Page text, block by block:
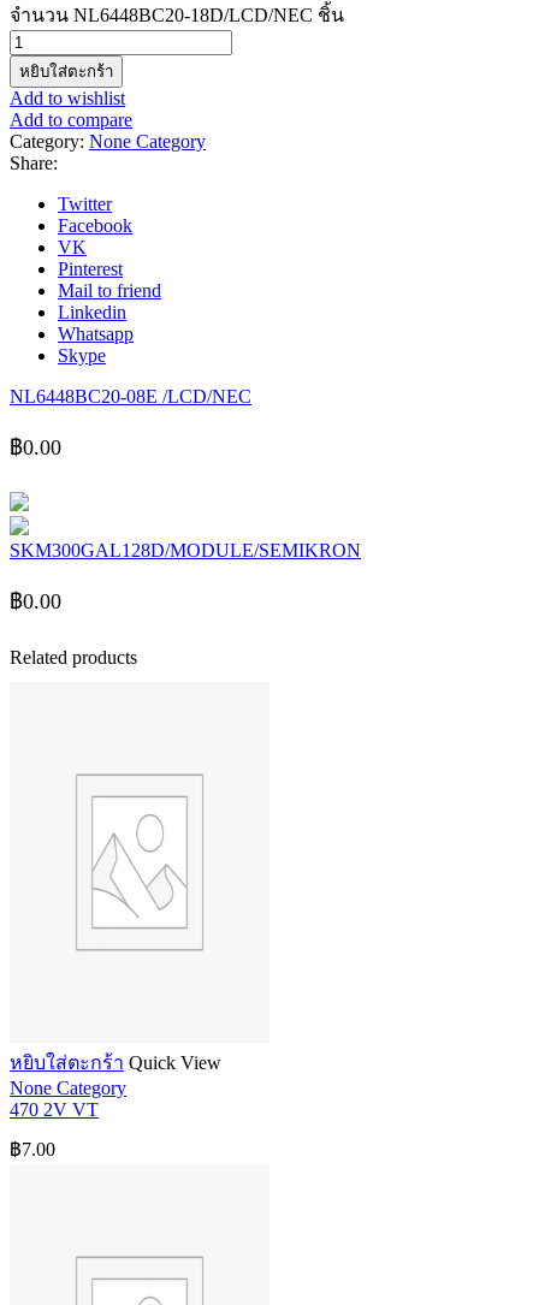
จำนวน NL6448BC20-18D/LCD/NEC ชิ้น
หยิบใส่ตะกร้า
Add to wishlist
Add to compare
Category: None Category
Share:
Twitter
Facebook
VK
Pinterest
Mail to friend
Linkedin
Whatsapp
Skype
NL6448BC20-08E /LCD/NEC
฿0.00
SKM300GAL128D/MODULE/SEMIKRON
฿0.00
Related products
หยิบใส่ตะกร้า Quick View
None Category
470 2V VT
฿7.00